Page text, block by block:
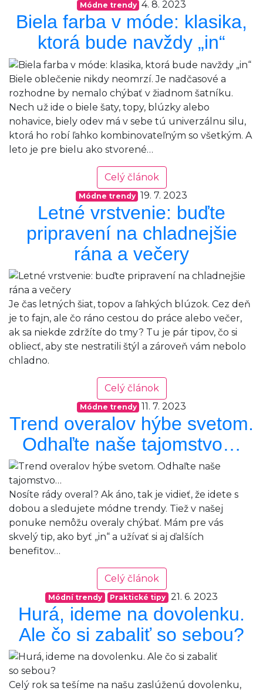
Módne trendy 4. 8. 2023
Biela farba v móde: klasika,
ktorá bude navždy „in“
Biele oblečenie nikdy neomrzí. Je nadčasové a
rozhodne by nemalo chýbať v žiadnom šatníku.
Nech už ide o biele šaty, topy, blúzky alebo
nohavice, biely odev má v sebe tú univerzálnu silu,
ktorá ho robí ľahko kombinovateľným so všetkým. A
leto je pre bielu ako stvorené…
Celý článok
Módne trendy 19. 7. 2023
Letné vrstvenie: buďte
pripravení na chladnejšie
rána a večery
Je čas letných šiat, topov a ľahkých blúzok. Cez deň
je to fajn, ale čo ráno cestou do práce alebo večer,
ak sa niekde zdržíte do tmy? Tu je pár tipov, čo si
obliecť, aby ste nestratili štýl a zároveň vám nebolo
chladno.
Celý článok
Módne trendy 11. 7. 2023
Trend overalov hýbe svetom.
Odhaľte naše tajomstvo…
Nosíte rády overal? Ak áno, tak je vidieť, že idete s
dobou a sledujete módne trendy. Tiež v našej
ponuke nemôžu overaly chýbať. Mám pre vás
skvelý tip, ako byť „in“ a užívať si aj ďalších
benefitov…
Celý článok
Módní trendy Praktické tipy 21. 6. 2023
Hurá, ideme na dovolenku.
Ale čo si zabaliť so sebou?
Celý rok sa tešíme na našu zaslúženú dovolenku,